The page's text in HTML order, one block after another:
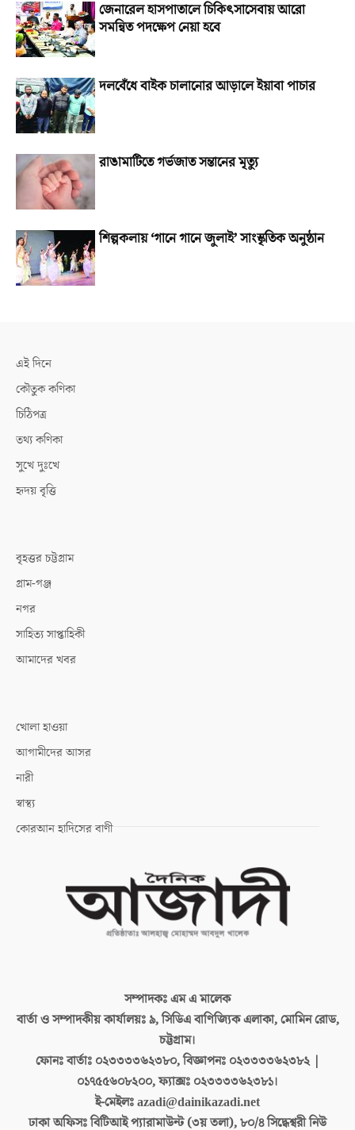
জেনারেল হাসপাতালে চিকিৎসাসেবায় আরো
সমন্বিত পদক্ষেপ নেয়া হবে
দলবেঁধে বাইক চালানোর আড়ালে ইয়াবা পাচার
রাঙামাটিতে গর্ভজাত সন্তানের মৃত্যু
শিল্পকলায় ‘গানে গানে জুলাই’ সাংস্কৃতিক অনুষ্ঠান
এই দিনে
কৌতুক কণিকা
চিঠিপত্র
তথ্য কণিকা
সুখে দুঃখে
হৃদয় বৃত্তি
বৃহত্তর চট্টগ্রাম
গ্রাম-গঞ্জ
নগর
সাহিত্য সাপ্তাহিকী
আমাদের খবর
খোলা হাওয়া
আগামীদের আসর
নারী
স্বাস্থ্য
কোরআন হাদিসের বাণী
সম্পাদকঃএম এ মালেক
বার্তা ও সম্পাদকীয় কার্যালয়ঃ৯, সিডিএ বাণিজ্যিক এলাকা, মোমিন রোড,
চট্টগ্রাম।
ফোনঃ বার্তাঃ ০২৩৩৩৩৬২৩৮০, বিজ্ঞাপনঃ ০২৩৩৩৩৬২৩৮২ |
০১৭৫৫৬০৮২০০, ফ্যাক্সঃ ০২৩৩৩৩৬২৩৮১।
ই-মেইলঃazadi@dainikazadi.net
ঢাকা অফিসঃবিটিআই প্যারামাউন্ট (৩য় তলা), ৮০/৪ সিদ্ধেশ্বরী নিউ